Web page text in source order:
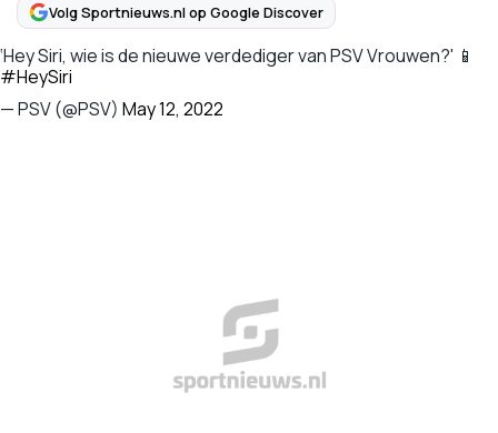
Volg Sportnieuws.nl op Google Discover
‘Hey Siri, wie is de nieuwe verdediger van PSV Vrouwen?' 📱
#HeySiri
— PSV (@PSV) May 12, 2022